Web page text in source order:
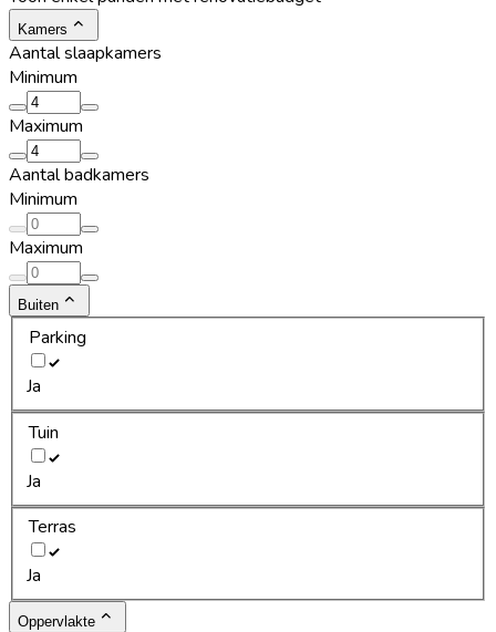
Kamers
Aantal slaapkamers
Minimum
Maximum
Aantal badkamers
Minimum
Maximum
Buiten
Parking
Ja
Tuin
Ja
Terras
Ja
Oppervlakte